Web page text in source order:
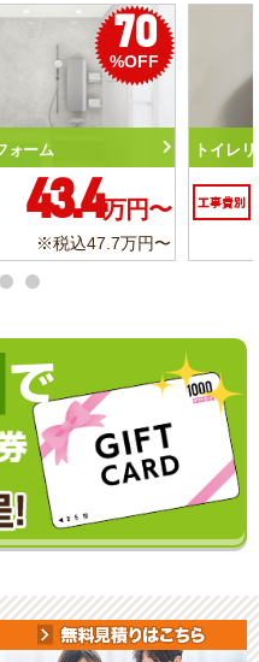
洗面化粧台リフォーム
工事費別 6.2 万円〜
※税込6.8万円〜